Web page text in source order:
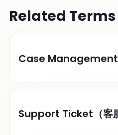
Related Terms
Case Management
Support Ticket（客